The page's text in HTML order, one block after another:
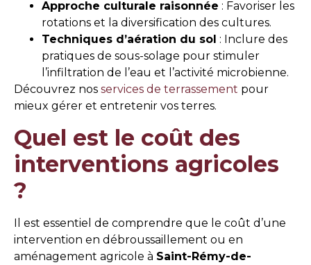
Approche culturale raisonnée : Favoriser les
rotations et la diversification des cultures.
Techniques d’aération du sol : Inclure des
pratiques de sous-solage pour stimuler
l’infiltration de l’eau et l’activité microbienne.
Découvrez nos services de terrassement pour
mieux gérer et entretenir vos terres.
Quel est le coût des
interventions agricoles
?
Il est essentiel de comprendre que le coût d’une
intervention en débroussaillement ou en
aménagement agricole à Saint-Rémy-de-